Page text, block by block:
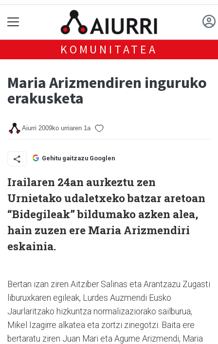
KOMUNITATEA
Maria Arizmendiren inguruko
erakusketa
Aiurri 2009ko urriaren 1a
Gehitu gaitzazu Googlen
Irailaren 24an aurkeztu zen
Urnietako udaletxeko batzar aretoan
“Bidegileak” bildumako azken alea,
hain zuzen ere Maria Arizmendiri
eskainia.
Bertan izan ziren Aitziber Salinas eta Arantzazu Zugasti
liburuxkaren egileak, Lurdes Auzmendi Eusko
Jaurlaritzako hizkuntza normalizaziorako sailburua,
Mikel Izagirre alkatea eta zortzi zinegotzi. Baita ere
bertaratu ziren Juan Mari eta Agurne Arizmendi, Maria